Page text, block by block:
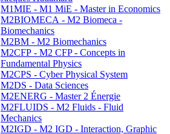
M1MIE - M1 MiE - Master in Economics
M2BIOMECA - M2 Biomeca -
Biomechanics
M2BM - M2 Biomechanics
M2CFP - M2 CFP - Concepts in
Fundamental Physics
M2CPS - Cyber Physical System
M2DS - Data Sciences
M2ENERG - Master 2 Énergie
M2FLUIDS - M2 Fluids - Fluid
Mechanics
M2IGD - M2 IGD - Interaction, Graphic